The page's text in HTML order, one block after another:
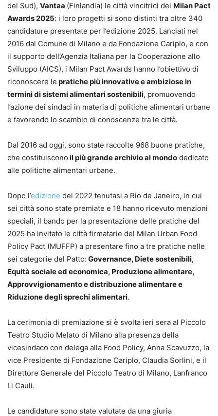
del Sud), Vantaa (Finlandia) le città vincitrici dei Milan Pact
Awards 2025: i loro progetti si sono distinti tra oltre 340
candidature presentate per l’edizione 2025. Lanciati nel
2016 dal Comune di Milano e da Fondazione Cariplo, e con
il supporto dell’Agenzia Italiana per la Cooperazione allo
Sviluppo (AICS), i Milan Pact Awards hanno l’obiettivo di
riconoscere le pratiche più innovative e ambiziose in
termini di sistemi alimentari sostenibili, promuovendo
l’azione dei sindaci in materia di politiche alimentari urbane
e favorendo lo scambio di conoscenze tra le città.
Dal 2016 ad oggi, sono state raccolte 968 buone pratiche,
che costituiscono il più grande archivio al mondo dedicato
alle politiche alimentari urbane.
Dopo l’edizione del 2022 tenutasi a Rio de Janeiro, in cui
sei città sono state premiate e 18 hanno ricevuto menzioni
speciali, il bando per la presentazione delle pratiche del
2025 ha invitato le città firmatarie del Milan Urban Food
Policy Pact (MUFFP) a presentare fino a tre pratiche nelle
sei categorie del Patto: Governance, Diete sostenibili,
Equità sociale ed economica, Produzione alimentare,
Approvvigionamento e distribuzione alimentare e
Riduzione degli sprechi alimentari.
La cerimonia di premiazione si è svolta ieri sera al Piccolo
Teatro Studio Melato di Milano alla presenza della
vicesindaco con delega alla Food Policy, Anna Scavuzzo, la
vice Presidente di Fondazione Cariplo, Claudia Sorlini, e il
Direttore Generale del Piccolo Teatro di Milano, Lanfranco
Li Cauli.
Le candidature sono state valutate da una giuria